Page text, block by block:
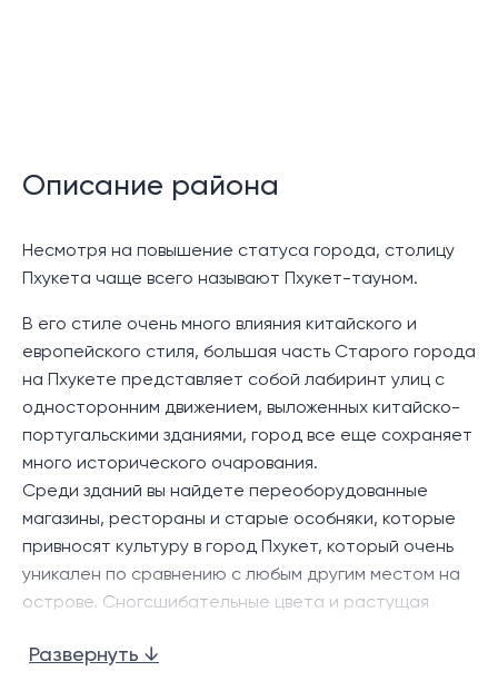
Описание района
Несмотря на повышение статуса города, столицу
Пхукета чаще всего называют Пхукет-тауном.
В его стиле очень много влияния китайского и
европейского стиля, большая часть Старого города
на Пхукете представляет собой лабиринт улиц с
односторонним движением, выложенных китайско-
португальскими зданиями, город все еще сохраняет
много исторического очарования.
Среди зданий вы найдете переоборудованные
магазины, рестораны и старые особняки, которые
привносят культуру в город Пхукет, который очень
уникален по сравнению с любым другим местом на
острове. Сногсшибательные цвета и растущая
Пхукет обязательным местом для посещения.
Развернуть ↓